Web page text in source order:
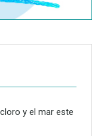
y el mar este